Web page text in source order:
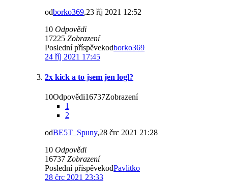
odborko369,23 říj 2021 12:52
10 Odpovědi
17225 Zobrazení
Poslední příspěvekodborko369
24 říj 2021 17:45
2x kick a to jsem jen logl?
10Odpovědi16737Zobrazení
1
2
odBE5T_Spuny,28 črc 2021 21:28
10 Odpovědi
16737 Zobrazení
Poslední příspěvekodPavlitko
28 črc 2021 23:33